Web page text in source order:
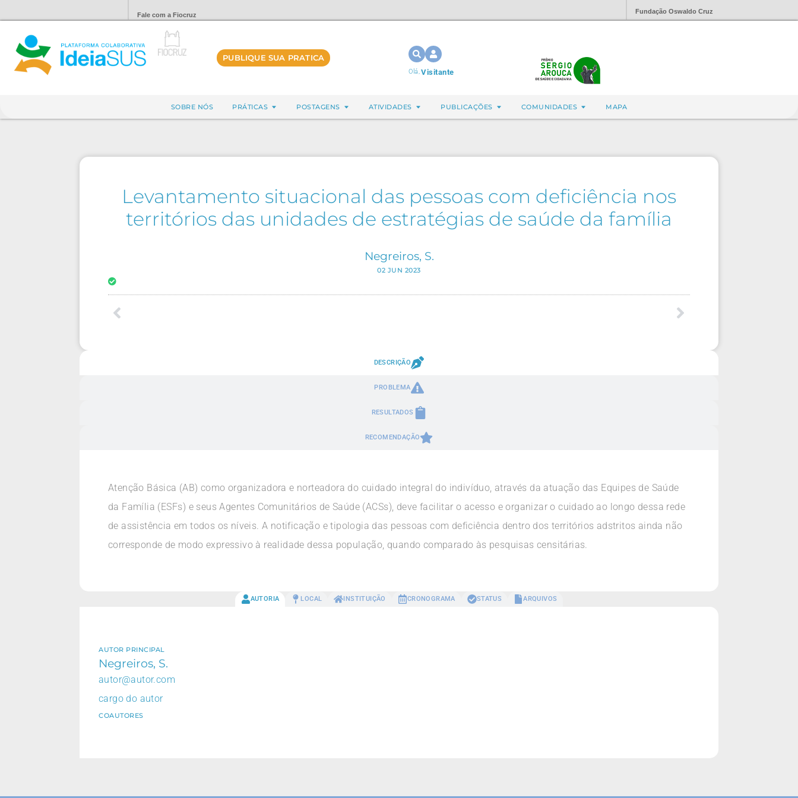
Fale com a Fiocruz Fundação Oswaldo Cruz
PUBLIQUE SUA PRATICA
Olá,Visitante
SOBRE NÓS PRÁTICAS POSTAGENS ATIVIDADES PUBLICAÇÕES COMUNIDADES MAPA
Levantamento situacional das pessoas com deficiência nos
territórios das unidades de estratégias de saúde da família
Negreiros, S.
02 JUN 2023
DESCRIÇÃO
PROBLEMA
RESULTADOS
RECOMENDAÇÃO
Atenção Básica (AB) como organizadora e norteadora do cuidado integral do indivíduo, através da atuação das Equipes de Saúde
da Família (ESFs) e seus Agentes Comunitários de Saúde (ACSs), deve facilitar o acesso e organizar o cuidado ao longo dessa rede
de assistência em todos os níveis. A notificação e tipologia das pessoas com deficiência dentro dos territórios adstritos ainda não
corresponde de modo expressivo à realidade dessa população, quando comparado às pesquisas censitárias.
AUTORIA LOCAL INSTITUIÇÃO CRONOGRAMA STATUS ARQUIVOS
AUTOR PRINCIPAL
Negreiros, S.
autor@autor.com
cargo do autor
COAUTORES